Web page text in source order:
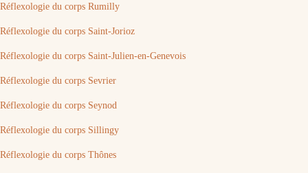
Réflexologie du corps Rumilly
Réflexologie du corps Saint-Jorioz
Réflexologie du corps Saint-Julien-en-Genevois
Réflexologie du corps Sevrier
Réflexologie du corps Seynod
Réflexologie du corps Sillingy
Réflexologie du corps Thônes